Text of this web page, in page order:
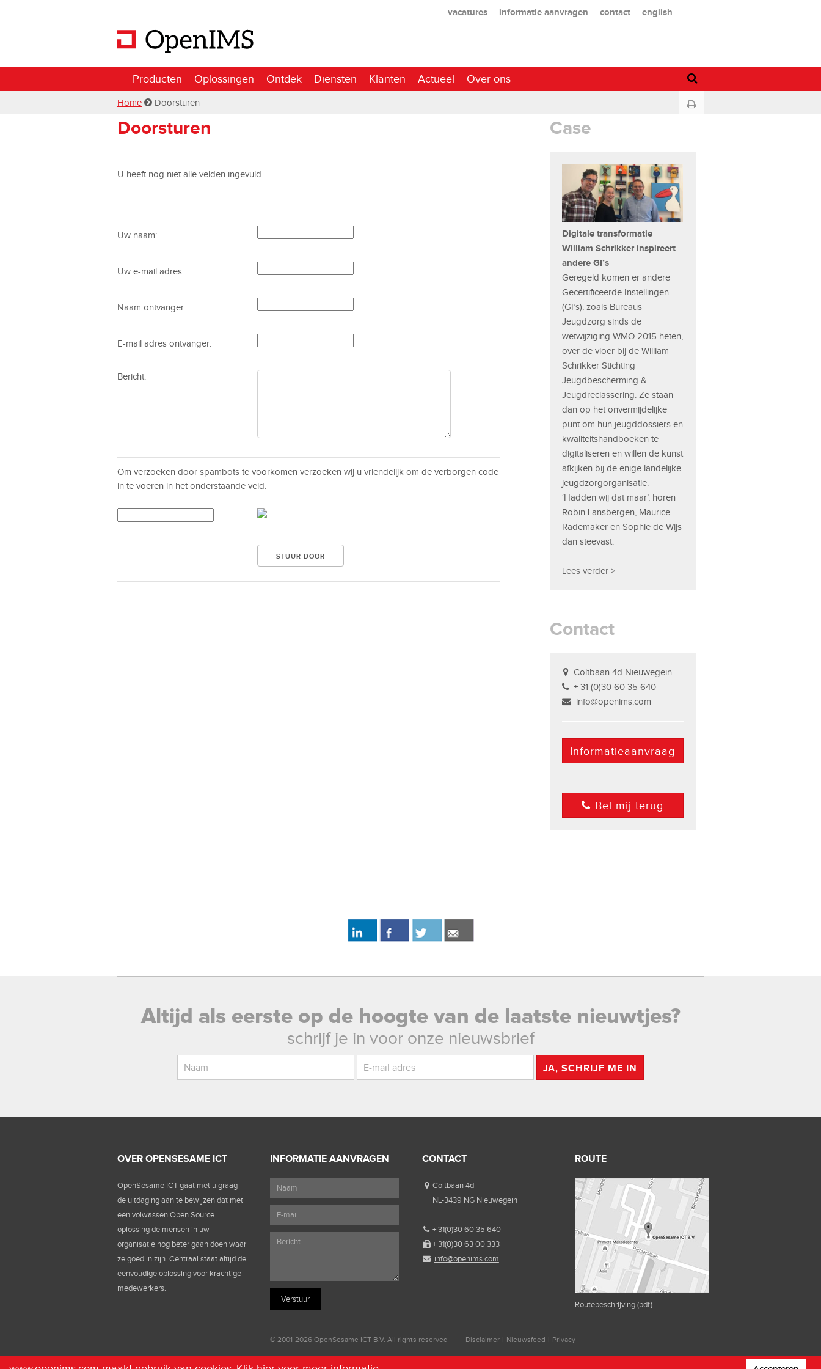
vacatures informatie aanvragen contact english
Producten Oplossingen Ontdek Diensten Klanten Actueel Over ons
Home Doorsturen
Doorsturen
U heeft nog niet alle velden ingevuld.
Uw naam:
Uw e-mail adres:
Naam ontvanger:
E-mail adres ontvanger:
Bericht:
Om verzoeken door spambots te voorkomen verzoeken wij u vriendelijk om de verborgen code
in te voeren in het onderstaande veld.
Case
Digitale transformatie
William Schrikker inspireert
andere GI’s
Geregeld komen er andere
Gecertificeerde Instellingen
(GI’s), zoals Bureaus
Jeugdzorg sinds de
wetwijziging WMO 2015 heten,
over de vloer bij de William
Schrikker Stichting
Jeugdbescherming &
Jeugdreclassering. Ze staan
dan op het onvermijdelijke
punt om hun jeugddossiers en
kwaliteitshandboeken te
digitaliseren en willen de kunst
afkijken bij de enige landelijke
jeugdzorgorganisatie.
‘Hadden wij dat maar’, horen
Robin Lansbergen, Maurice
Rademaker en Sophie de Wijs
dan steevast.
Lees verder >
Contact
Coltbaan 4d Nieuwegein
+ 31 (0)30 60 35 640
info@openims.com
Informatieaanvraag
Bel mij terug
Altijd als eerste op de hoogte van de laatste nieuwtjes?
schrijf je in voor onze nieuwsbrief
JA, SCHRIJF ME IN
OVER OPENSESAME ICT
OpenSesame ICT gaat met u graag
de uitdaging aan te bewijzen dat met
een volwassen Open Source
oplossing de mensen in uw
organisatie nog beter gaan doen waar
ze goed in zijn. Centraal staat altijd de
eenvoudige oplossing voor krachtige
medewerkers.
INFORMATIE AANVRAGEN CONTACT
Coltbaan 4d
NL-3439 NG Nieuwegein
+ 31(0)30 60 35 640
+ 31(0)30 63 00 333
info@openims.com
ROUTE
Routebeschrijving (pdf)
© 2001-2026 OpenSesame ICT B.V. All rights reserved Disclaimer | Nieuwsfeed | Privacy